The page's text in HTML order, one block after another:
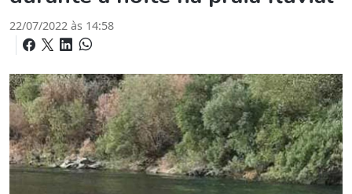
22/07/2022 às 14:58